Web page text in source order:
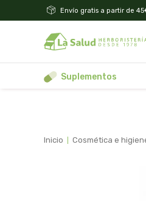
Envío gratis a partir de
suplementos
inicio cosmética e